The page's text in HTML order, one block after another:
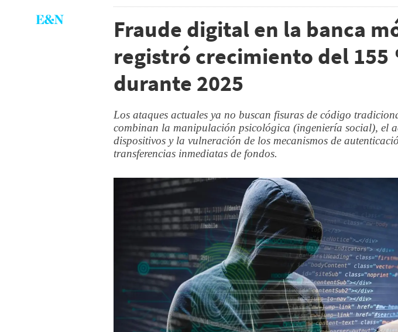
Fraude digital en la banca
registró crecimiento del 155
durante 2025
Los ataques actuales ya no buscan fisuras de código
combinan la manipulación psicológica (ingeniería social), el
dispositivos y la vulneración de los mecanismos de
transferencias inmediatas de fondos.